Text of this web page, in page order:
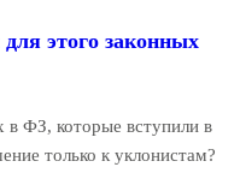
этого законных
ФЗ, которые вступили в
только к уклонистам?